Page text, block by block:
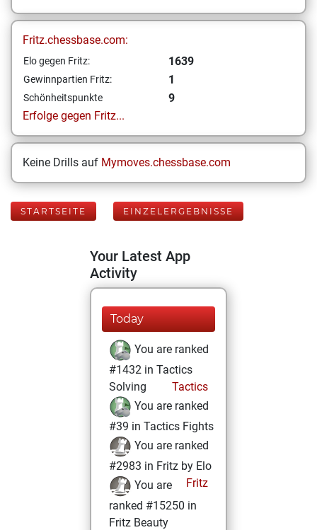
Fritz.chessbase.com:
Elo gegen Fritz: 1639
Gewinnpartien Fritz: 1
Schönheitspunkte
9
Erfolge gegen Fritz...
Keine Drills auf Mymoves.chessbase.com
STARTSEITE EINZELERGEBNISSE
Your Latest App
Activity
Today
You are ranked
#1432 in Tactics
Solving
Tactics
You are ranked
#39 in Tactics Fights
You are ranked
#2983 in Fritz by Elo
Fritz
You are
ranked #15250 in
Fritz Beauty